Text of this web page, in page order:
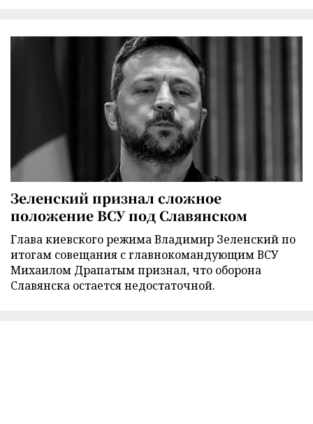
Зеленский признал сложное
положение ВСУ под Славянском
Глава киевского режима Владимир Зеленский по
итогам совещания с главнокомандующим ВСУ
Михаилом Драпатым признал, что оборона
Славянска остается недостаточной.